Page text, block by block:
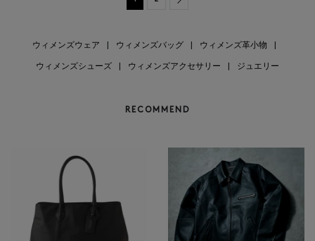
ウィメンズウェア ウィメンズバッグ ウィメンズ革小物
ウィメンズシューズ ウィメンズアクセサリー ジュエリー
RECOMMEND